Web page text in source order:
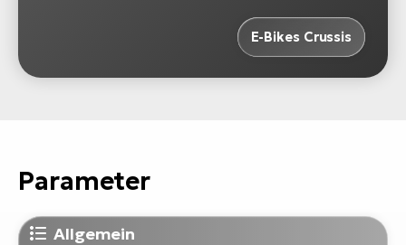
E-Bikes Crussis
Parameter
Allgemein